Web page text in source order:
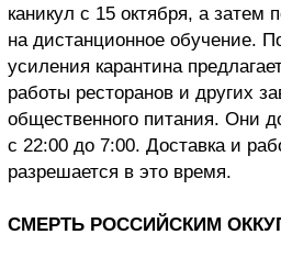
каникул с 15 октября, а затем
на дистанционное обучение.
усиления карантина
работы ресторанов и других
общественного питания. Они
с 22:00 до 7:00. Доставка и
разрешается в это время.
СМЕРТЬ РОССИЙСКИМ